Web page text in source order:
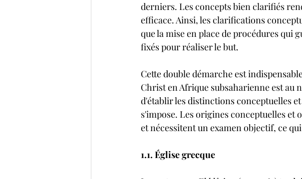
derniers. Les concepts bien clarifiés
efficace. Ainsi, les clarifications
que la mise en place de procédures qui
fixés pour réaliser le but.
Cette double démarche est
Christ en Afrique subsaharienne est au
d'établir les distinctions conceptuelles
s'impose. Les origines conceptuelles et
et nécessitent un examen objectif, ce
1.1. Église grecque